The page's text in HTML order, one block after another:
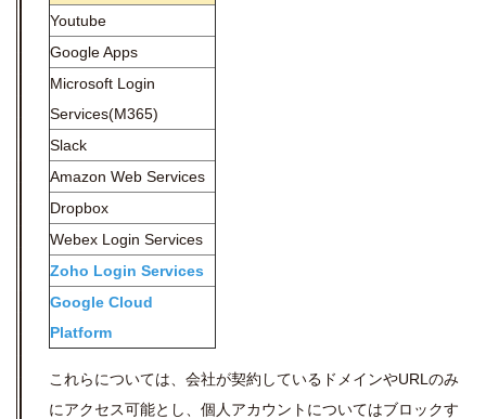
Youtube
Google Apps
Microsoft Login
Services(M365)
Slack
Amazon Web Services
Dropbox
Webex Login Services
Zoho Login Services
Google Cloud
Platform
これらについては、会社が契約しているドメインやURLのみ
にアクセス可能とし、個人アカウントについてはブロックす